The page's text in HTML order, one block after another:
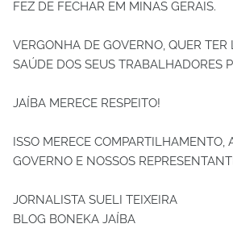
FEZ DE FECHAR EM MINAS GERAIS.
VERGONHA DE GOVERNO, QUER
SAÚDE DOS SEUS TRABALHADORES
JAÍBA MERECE RESPEITO!
ISSO MERECE COMPARTILHAMENTO,
GOVERNO E NOSSOS
JORNALISTA SUELI TEIXEIRA
BLOG BONEKA JAÍBA